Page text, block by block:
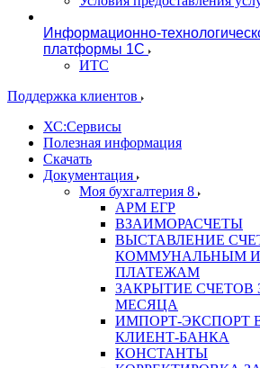
Информационно-
платформы 1С
ИТС
Поддержка клиентов
ХС:Сервисы
Полезная информация
Скачать
Документация
Моя бухгалтерия 8
АРМ ЕГР
ВЗАИМОРАСЧЕТЫ
ВЫСТАВЛЕНИЕ
КОММУНАЛЬНЫМ
ПЛАТЕЖАМ
ЗАКРЫТИЕ СЧЕТОВ
МЕСЯЦА
ИМПОРТ-ЭКСПОРТ
КЛИЕНТ-БАНКА
КОНСТАНТЫ